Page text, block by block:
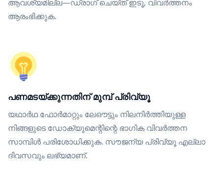
ആവശ്യമില്ല—ഡ്രാഗ് ചെയ്ത് ഇടൂ, വിവർത്തനം
ആരംഭിക്കുക.
പണമടയ്ക്കുന്നതിന് മുമ്പ് പ്രിവ്യൂ
യഥാർഥ ഫോർമാറ്റും ലേഔട്ടും നിലനിർത്തിയുള്ള
നിങ്ങളുടെ ഡോക്യുമെന്റിന്റെ ഭാഗിക വിവർത്തന
സാമ്പിൾ പരിശോധിക്കുക. സൗജന്യ പ്രിവ്യൂ എല്ലാ
ദിവസവും ലഭ്യമാണ്.